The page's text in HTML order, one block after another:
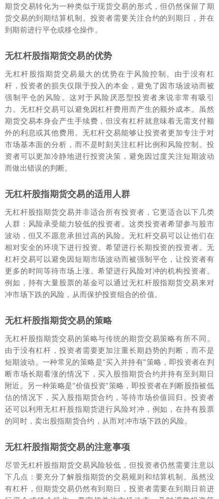
期货交易转化为一种类似于现货交易的形式，但仍然保留了期
货交易的到期结算机制。投资者需要关注合约的到期日，并在
到期前进行平仓或移仓操作。
无杠杆股指期货交易的优势
无杠杆股指期货交易最大的优势在于风险控制。由于没有杠
杆，投资者的损失仅限于投入的本金，避免了因市场波动而被
强制平仓的风险。这对于风险厌恶型投资者来说非常有吸引
力。无杠杆交易可以避免因杠杆费用而产生的额外成本。虽然
期货交易本身会产生手续费，但没有杠杆就意味着无需支付额
外的利息或其他费用。无杠杆交易能够让投资者更加专注于对
市场基本面的分析，而不是时刻关注杠杆比例和风险控制。投
资者可以更加冷静地进行投资决策，避免因过度关注短期波动
而做出错误的判断。
无杠杆股指期货交易的适用人群
无杠杆股指期货交易并非适合所有投资者，它更适合以下几类
人群：风险承受能力较低的投资者。这类投资者希望参与股市
波动，但又不愿意承担过高的风险。无杠杆交易可以让他们在
相对安全的环境下进行投资。希望进行长期投资的投资者。无
杠杆交易可以避免因短期市场波动而被强制平仓，让投资者有
更多的时间等待市场上涨。希望进行风险对冲的机构投资者。
例如，持有大量股票的基金可以通过无杠杆股指期货交易来对
冲市场下跌的风险，从而保护投资组合的价值。
无杠杆股指期货交易的策略
无杠杆股指期货交易的策略与传统的期货交易策略有所不同。
由于没有杠杆，投资者需要更加注重长期趋势的判断，而不是
短期波动。一种常见的策略是“买入并持有”策略，即投资者在判
断市场长期看涨的情况下，买入股指期货合约并持有至到期日
附近。另一种策略是“价值投资”策略，即投资者在判断股指被低
估的情况下，买入股指期货合约，等待市场价值回归。投资者
还可以利用无杠杆股指期货进行风险对冲，例如，在持有股票
的同时，卖出股指期货合约，从而对冲市场下跌的风险。
无杠杆股指期货交易的注意事项
尽管无杠杆股指期货交易风险较低，但投资者仍然需要注意以
下几点：要充分了解股指期货的交易规则和结算机制。虽然没
有杠杆，但期货交易仍然有到期日，投资者需要在到期日前进